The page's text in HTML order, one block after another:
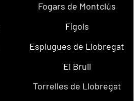
Fogars de Montclús
Fígols
Esplugues de Llobregat
El Brull
Torrelles de Llobregat